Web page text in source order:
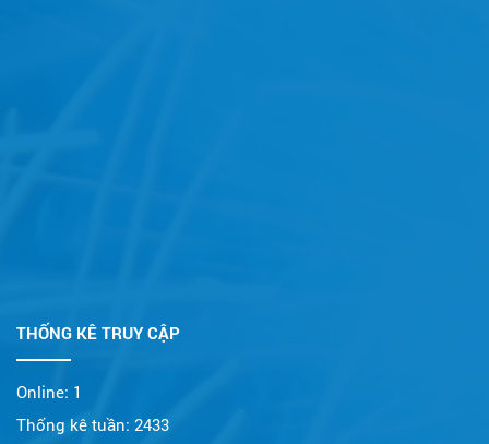
THỐNG KÊ TRUY CẬP
Online: 1
Thống kê tuần: 2433